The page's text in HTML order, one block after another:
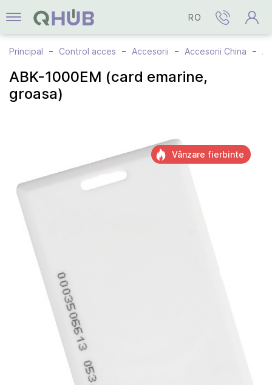
RO
Principal Control acces Accesorii Accesorii China
ABK-1000EM (card emarine,
groasa)
Vânzare fierbinte